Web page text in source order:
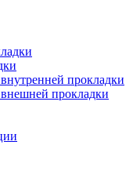
прокладки
прокладки